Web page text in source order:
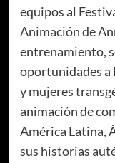
equipos al
Animación de
entrenamiento,
oportunidades a
y mujeres
animación de
América Latina,
sus historias